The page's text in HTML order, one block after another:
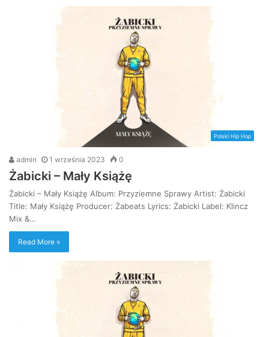
Polski Hip Hop
admin 1 września 2023 0
Żabicki – Mały Książę
Żabicki – Mały Książę Album: Przyziemne Sprawy Artist: Żabicki
Title: Mały Książę Producer: Żabeats Lyrics: Żabicki Label: Klincz
Mix &…
Read More »